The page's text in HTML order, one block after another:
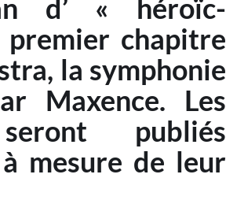
d’ « héroïc-
chapitre
la symphonie
Maxence. Les
publiés
mesure de leur